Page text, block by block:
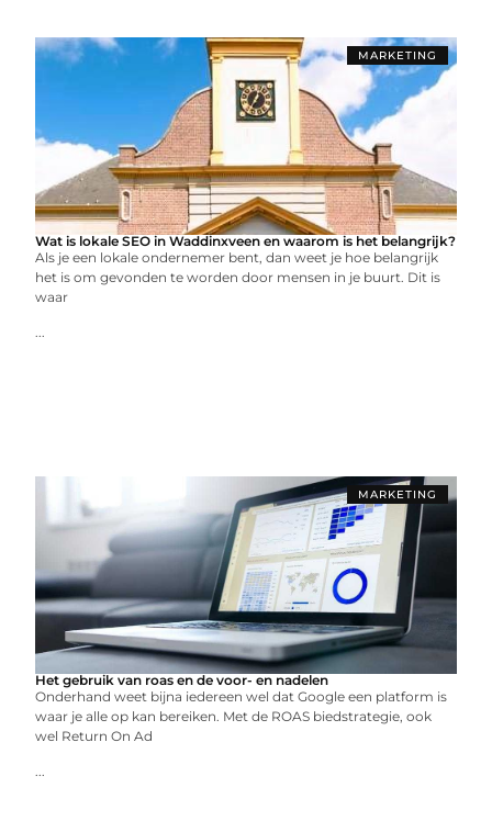
MARKETING
Wat is lokale SEO in Waddinxveen en waarom is het belangrijk?
Als je een lokale ondernemer bent, dan weet je hoe belangrijk
het is om gevonden te worden door mensen in je buurt. Dit is
waar
...
MARKETING
Het gebruik van roas en de voor- en nadelen
Onderhand weet bijna iedereen wel dat Google een platform is
waar je alle op kan bereiken. Met de ROAS biedstrategie, ook
wel Return On Ad
...